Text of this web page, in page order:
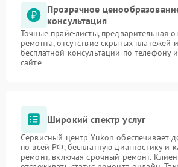
Прозрачное
консультация
Точные прайс-листы, предварительная
ремонта, отсутствие скрытых платежей
бесплатной консультации по телефону
сайте
Широкий спектр услуг
Сервисный центр Yukon обеспечивает
по всей РФ, бесплатную диагностику и
ремонт, включая срочный ремонт.